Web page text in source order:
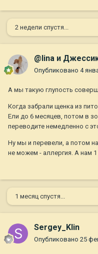
2 недели спустя...
@lina и
Опубликовано 4
А мы такую глупость
Когда забрали щенка из
Ели до 6 месяцев, потом в
переводите немедленно с
Ну мы и перевели, а потом
не можем - аллергия. А нам 1
1 месяц спустя...
Sergey_Klin
Опубликовано 25